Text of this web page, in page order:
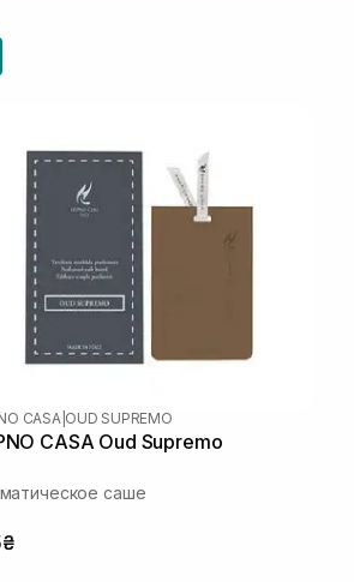
CASA OUD SUPREMO
CASA Oud Supremo
саше